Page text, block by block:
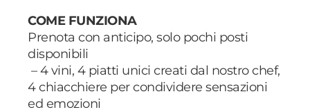
COME FUNZIONA
Prenota con anticipo, solo pochi posti
disponibili
– 4 vini, 4 piatti unici creati dal nostro chef,
4 chiacchiere per condividere sensazioni
ed emozioni